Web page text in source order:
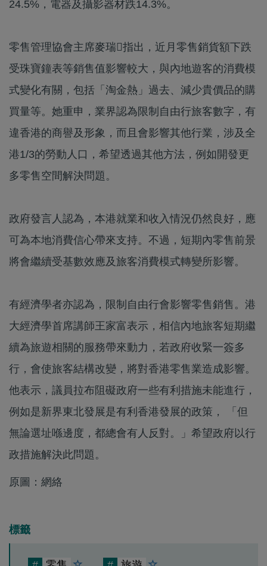
24.5%，電器及攝影器材跌14.3%。
零售管理協會主席麥瑞指出，近月零售銷貨額下跌
受珠寶鐘表等銷售值影響較大，與內地遊客的消費模
式變化有關，包括「淘金熱」過去、減少貴價品的購
買量等。她重申，業界認為限制自由行旅客數字，有
違香港的商譽及形象，而且會影響其他行業，涉及全
港1/3的勞動人口，希望透過其他方法，例如開發更
多零售空間解決問題。
政府發言人認為，本港就業和收入情況仍然良好，應
可為本地消費信心帶來支持。不過，短期內零售前景
將會繼續受基數效應及旅客消費模式轉變所影響。
有經濟學者亦認為，限制自由行會影響零售銷售。港
大經濟學首席講師王家富表示，相信內地旅客短期繼
續為旅遊相關的服務帶來動力，若政府收緊一簽多
行，會使旅客結構改變，將對香港零售業造成影響。
他表示，議員拉布阻礙政府一些有利措施未能進行，
例如是新界東北發展是有利香港發展的政策， 「但
無論選址喺邊度，都總會有人反對。」希望政府以行
政措施解決此問題。
原圖：網絡
標籤